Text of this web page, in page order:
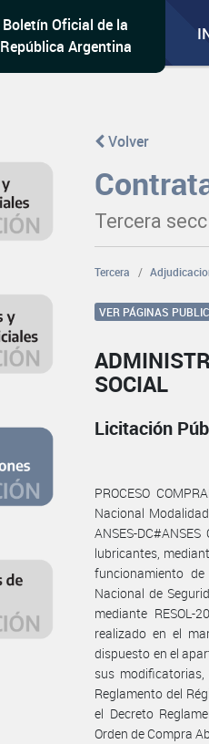
Boletín Oficial de la
República Argentina
Volver
Tercera
Tercera
VER PÁGINAS
SOCIAL
Licitación
PROCESO
Nacional
ANSES-
lubricantes,
funcionamiento
Nacional de
mediante RESOL-
realizado en el
dispuesto en el
sus
Reglamento del
el Decreto
Orden de Compra